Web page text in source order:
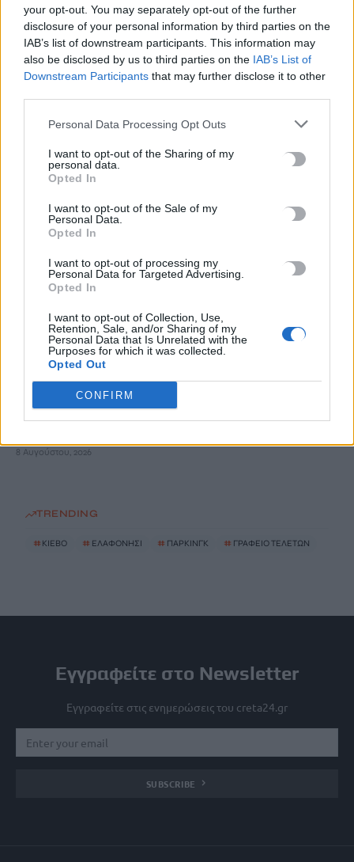
your opt-out. You may separately opt-out of the further
disclosure of your personal information by third parties on the
IAB’s list of downstream participants. This information may
also be disclosed by us to third parties on the IAB’s List of
Downstream Participants that may further disclose it to other
Personal Data Processing Opt Outs
I want to opt-out of the Sharing of my
personal data.
Opted In
I want to opt-out of the Sale of my
Personal Data.
Opted In
I want to opt-out of processing my
Personal Data for Targeted Advertising.
Opted In
I want to opt-out of Collection, Use,
Retention, Sale, and/or Sharing of my
Personal Data that Is Unrelated with the
Purposes for which it was collected.
Opted Out
CONFIRM
έως την Παρασκευή 14 Αυγούστου
8 Αυγούστου, 2026
Νύχτα-κόλαση στο Κίεβο και την περιφέρειά του: Τρεις
8 Αυγούστου, 2026
Ελαφονήσι: Οδηγούσαν τα αυτοκίνητα στο πάρκινγκ που
8 Αυγούστου, 2026
αποσύνθεση 56 σοροί
8 Αυγούστου, 2026
ΗΠΑ: Συνετρίβη ελικόπτερο που επιχειρούσε σε πυρκαγιά
στη Γιούτα
8 Αυγούστου, 2026
8 Αυγούστου, 2026
TRENDING
# ΚΙΕΒΟ # ΕΛΑΦΟΝΗΣΙ # ΠΑΡΚΙΝΓΚ # ΓΡΑΦΕΙΟ ΤΕΛΕΤΩΝ
Εγγραφείτε στο Newsletter
Εγγραφείτε στις ενημερώσεις του creta24.gr
SUBSCRIBE